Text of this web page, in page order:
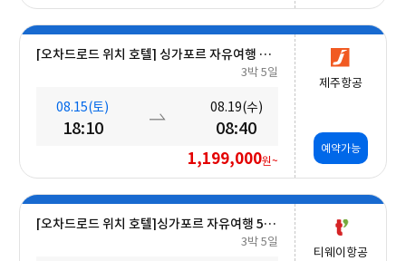
[오차드로드 위치 호텔] 싱가포르 자유여행 5일 #조식포함
3박 5일
08.15(토)
18:10
08.19(수)
08:40
1,199,000원~
제주항공
예약가능
[오차드로드 위치 호텔]싱가포르 자유여행 5일 #조식포함 #A330대형기종
3박 5일
티웨이항공